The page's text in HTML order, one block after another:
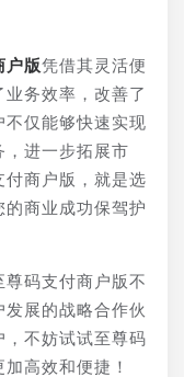
户版凭借其灵活便
务效率，改善了
仅能够快速实现
，进一步拓展市
商户版，就是选
商业成功保驾护
码支付商户版不
展的战略合作伙
不妨试试至尊码
高效和便捷！